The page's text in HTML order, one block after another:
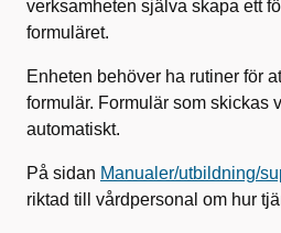
verksamheten själva skapa ett
formuläret.
Enheten behöver ha rutiner för
formulär. Formulär som skickas
automatiskt.
På sidan Manualer/utbildning/
riktad till vårdpersonal om hur